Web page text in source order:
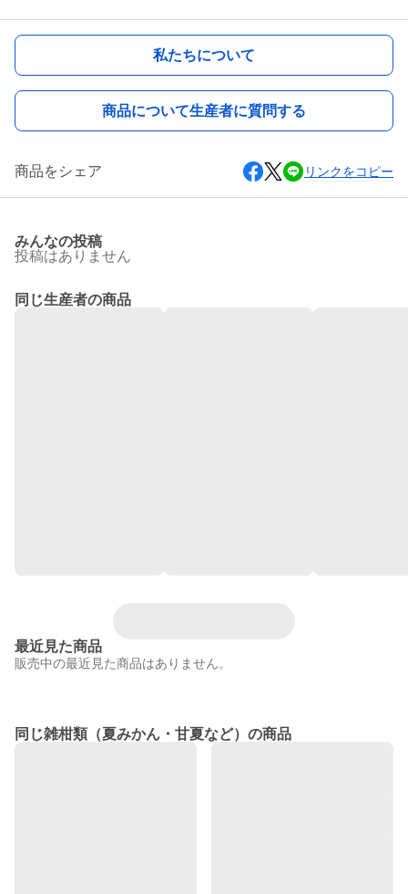
私たちについて
商品について生産者に質問する
商品をシェア リンクをコピー
みんなの投稿
投稿はありません
同じ生産者の商品
最近見た商品
販売中の最近見た商品はありません。
同じ雑柑類（夏みかん・甘夏など）の商品